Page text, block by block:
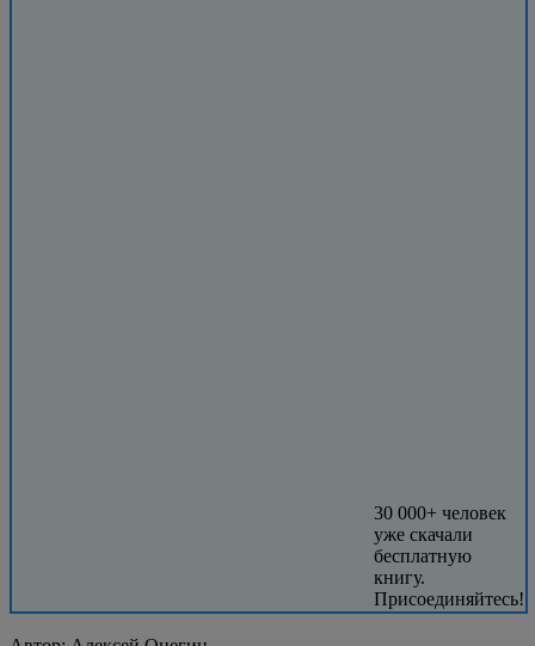
30 000+ человек
уже скачали
бесплатную
книгу.
Присоединяйтесь!